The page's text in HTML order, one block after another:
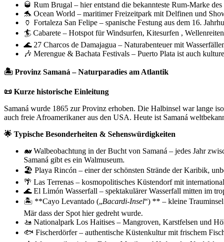
🥃 Rum Brugal – hier entstand die bekannteste Rum‑Marke
🐬 Ocean World – maritimer Freizeitpark mit Delfinen und
🏺 Fortaleza San Felipe – spanische Festung aus dem 16.
🏄 Cabarete – Hotspot für Windsurfen, Kitesurfen ,
🌊 27 Charcos de Damajagua – Naturabenteuer mit
🎶 Merengue & Bachata Festivals – Puerto Plata ist auch
🏝️ Provinz Samaná – Naturparadies am Atlantik
📜 Kurze historische Einleitung
Samaná wurde 1865 zur Provinz erhoben. Die Halbinsel war lange
auch freie Afroamerikaner aus den USA. Heute ist Samaná
🌟 Typische Besonderheiten & Sehenswürdigkeiten
🐋 Walbeobachtung in der Bucht von Samaná – jedes Jahr
Samaná gibt es ein Walmuseum.
🏖️ Playa Rincón – einer der schönsten Strände der Karibik,
🌴 Las Terrenas – kosmopolitisches Küstendorf mit
🌊 El Limón Wasserfall – spektakulärer Wasserfall mitten im
🏝️ **Cayo Levantado („Bacardi‑Insel“) ** – kleine Trauminsel
Mär dass der Spot hier gedreht wurde.
🚤 Nationalpark Los Haitises – Mangroven, Karstfelsen und
🐟 Fischerdörfer – authentische Küstenkultur mit frischem